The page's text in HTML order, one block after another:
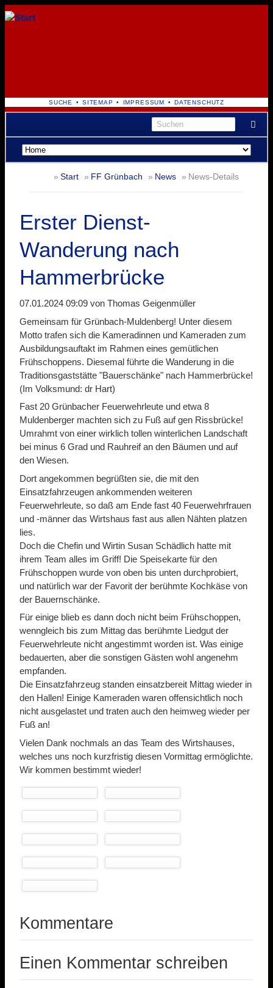
NAVIGATION
ÜBERSPRINGEN
SUCHE SITEMAP IMPRESSUM DATENSCHUTZ
Navigation
überspringen
Start FF Grünbach News News-Details
Erster Dienst-
Wanderung nach
Hammerbrücke
07.01.2024 09:09 von Thomas Geigenmüller
Gemeinsam für Grünbach-Muldenberg! Unter diesem
Motto trafen sich die Kameradinnen und Kameraden zum
Ausbildungsauftakt im Rahmen eines gemütlichen
Frühschoppens. Diesemal führte die Wanderung in die
Traditionsgaststätte "Bauerschänke" nach Hammerbrücke!
(Im Volksmund: dr Hart)
Fast 20 Grünbacher Feuerwehrleute und etwa 8
Muldenberger machten sich zu Fuß auf gen Rissbrücke!
Umrahmt von einer wirklich tollen winterlichen Landschaft
bei minus 6 Grad und Rauhreif an den Bäumen und auf
den Wiesen.
Dort angekommen begrüßten sie, die mit den
Einsatzfahrzeugen ankommenden weiteren
Feuerwehrleute, so daß am Ende fast 40 Feuerwehrfrauen
und -männer das Wirtshaus fast aus allen Nähten platzen
lies.
Doch die Chefin und Wirtin Susan Schädlich hatte mit
ihrem Team alles im Griff! Die Speisekarte für den
Frühschoppen wurde von oben bis unten durchprobiert,
und natürlich war der Favorit der berühmte Kochkäse von
der Bauernschänke.
Für einige blieb es dann doch nicht beim Frühschoppen,
wenngleich bis zum Mittag das berühmte Liedgut der
Feuerwehrleute nicht angestimmt worden ist. Was einige
bedauerten, aber die sonstigen Gästen wohl angenehm
empfanden.
Die Einsatzfahrzeug standen einsatzbereit Mittag wieder in
den Hallen! Einige Kameraden waren offensichtlich noch
nicht ausgelastet und traten auch den heimweg wieder per
Fuß an!
Vielen Dank nochmals an das Team des Wirtshauses,
welches uns noch kurzfristig diesen Vormittag ermöglichte.
Wir kommen bestimmt wieder!
Kommentare
Einen Kommentar schreiben